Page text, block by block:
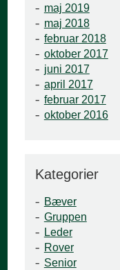
maj 2019
maj 2018
februar 2018
oktober 2017
juni 2017
april 2017
februar 2017
oktober 2016
Kategorier
Bæver
Gruppen
Leder
Rover
Senior